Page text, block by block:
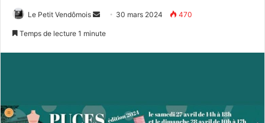
Le Petit Vendômois
u
30 mars 2024 470
Temps de lecture 1 minute